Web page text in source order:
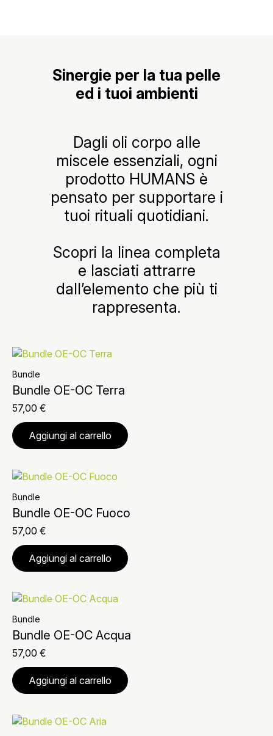
Sinergie per la tua pelle
ed i tuoi ambienti
Dagli oli corpo alle
miscele essenziali, ogni
prodotto HUMANS è
pensato per supportare i
tuoi rituali quotidiani.
Scopri la linea completa
e lasciati attrarre
dall’elemento che più ti
rappresenta.
Bundle
Bundle OE-OC Terra
57,00 €
Aggiungi al carrello
Bundle
Bundle OE-OC Fuoco
57,00 €
Aggiungi al carrello
Bundle
Bundle OE-OC Acqua
57,00 €
Aggiungi al carrello